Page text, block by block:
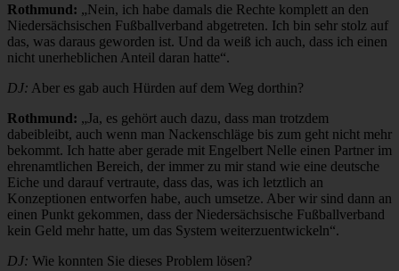
Rothmund: „Nein, ich habe damals die Rechte komplett an den
Niedersächsischen Fußballverband abgetreten. Ich bin sehr stolz auf
das, was daraus geworden ist. Und da weiß ich auch, dass ich einen
nicht unerheblichen Anteil daran hatte“.
DJ: Aber es gab auch Hürden auf dem Weg dorthin?
Rothmund: „Ja, es gehört auch dazu, dass man trotzdem
dabeibleibt, auch wenn man Nackenschläge bis zum geht nicht mehr
bekommt. Ich hatte aber gerade mit Engelbert Nelle einen Partner im
ehrenamtlichen Bereich, der immer zu mir stand wie eine deutsche
Eiche und darauf vertraute, dass das, was ich letztlich an
Konzeptionen entworfen habe, auch umsetze. Aber wir sind dann an
einen Punkt gekommen, dass der Niedersächsische Fußballverband
kein Geld mehr hatte, um das System weiterzuentwickeln“.
DJ: Wie konnten Sie dieses Problem lösen?